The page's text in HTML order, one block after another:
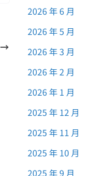
2026 年 6 月
2026 年 5 月
2026 年 3 月
2026 年 2 月
2026 年 1 月
2025 年 12 月
2025 年 11 月
2025 年 10 月
2025 年 9 月